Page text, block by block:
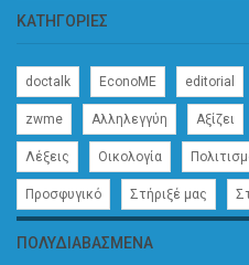
ΚΑΤΗΓΟΡΊΕΣ
doctalk EconoME editorial
zwme Αλληλεγγύη Αξίζει
Λέξεις Οικολογία
Προσφυγικό Στήριξέ μας
ΠΟΛΥΔΙΑΒΑΣΜΈΝΑ